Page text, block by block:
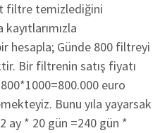
filtre temizlediğini
hesapla; Günde 800 filtreyi
Bir filtrenin satış fiyatı
euro
Bunu yıla yayarsak
ay * 20 gün =240 gün *